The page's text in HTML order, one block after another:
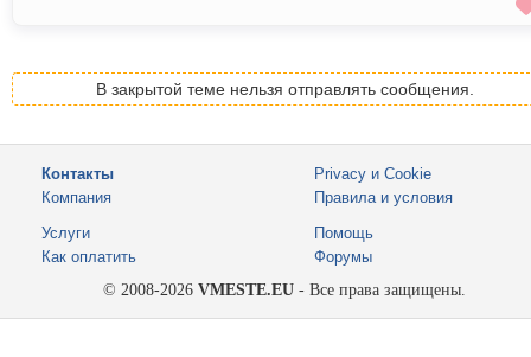
В закрытой теме нельзя отправлять сообщения.
Контакты
Компания
Privacy и Cookie
Правила и условия
Услуги
Как оплатить
Помощь
Форумы
© 2008-2026 VMESTE.EU - Все права защищены.